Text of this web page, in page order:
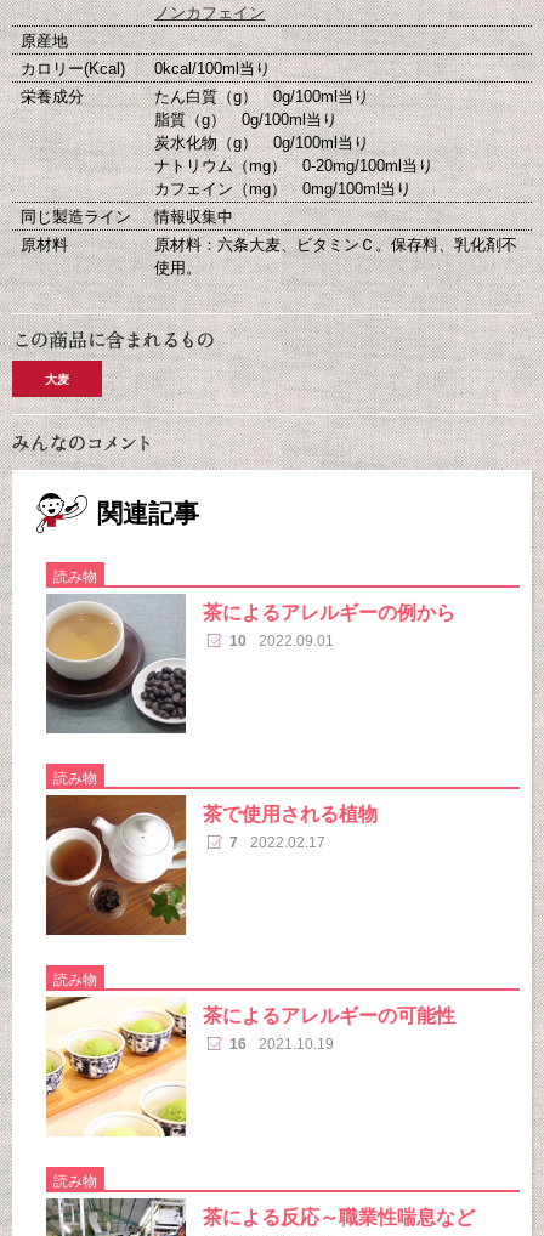
ノンカフェイン
原産地
カロリー(Kcal)
0kcal/100ml当り
栄養成分
たん白質（g） 0g/100ml当り
脂質（g） 0g/100ml当り
炭水化物（g） 0g/100ml当り
ナトリウム（mg） 0-20mg/100ml当り
カフェイン（mg） 0mg/100ml当り
同じ製造ライン
情報収集中
原材料
原材料：六条大麦、ビタミンＣ。保存料、乳化剤不
使用。
大麦
関連記事
読み物
茶によるアレルギーの例から
10 2022.09.01
読み物
茶で使用される植物
7 2022.02.17
読み物
茶によるアレルギーの可能性
16 2021.10.19
読み物
茶による反応～職業性喘息など